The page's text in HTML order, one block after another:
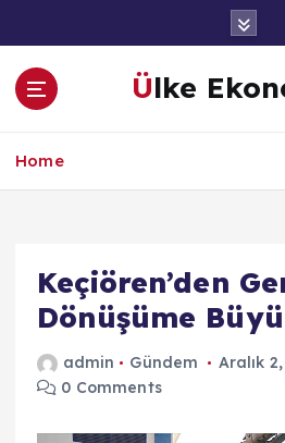
a
Ülke
Home
Keçiören’den
Dönüşüme
admin Gündem
Aralık
0 Comments